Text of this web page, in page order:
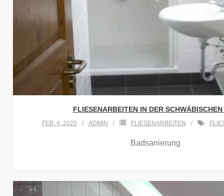
FLIESENARBEITEN IN DER
FEB. 4, 2020 ADMIN FLIESENARBEITEN
Badsanierung